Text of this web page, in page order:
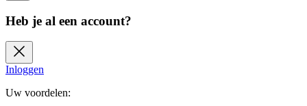
Heb je al een account?
Inloggen
Uw voordelen: